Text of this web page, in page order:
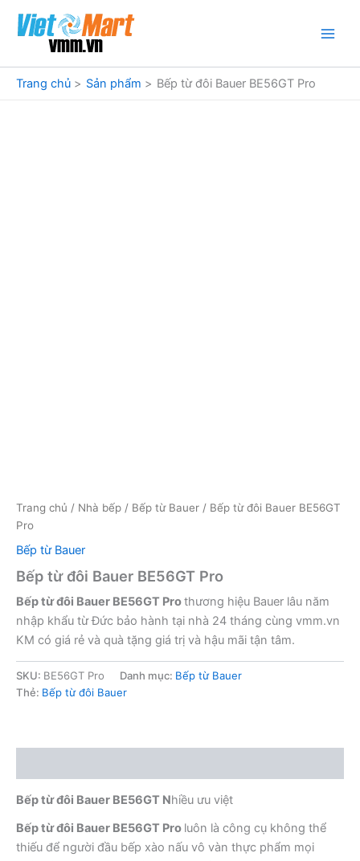
dung
Trang chủ
Sản phẩm Bếp từ đôi Bauer BE56GT Pro
Trang chủ / Nhà bếp / Bếp từ Bauer / Bếp từ đôi Bauer BE56GT
Pro
Bếp từ Bauer
Bếp từ đôi Bauer BE56GT Pro
Bếp từ đôi Bauer BE56GT Prothương hiệu Bauer lâu năm
nhập khẩu từ Đức bảo hành tại nhà 24 tháng cùng vmm.vn
KM có giá rẻ và quà tặng giá trị và hậu mãi tận tâm.
SKU: BE56GT Pro Danh mục: Bếp từ Bauer
Thẻ: Bếp từ đôi Bauer
Bếp từ đôi Bauer BE56GT Nhiều ưu việt
Bếp từ đôi Bauer BE56GT Pro luôn là công cụ không thể
thiếu để người đầu bếp xào nấu vô vàn thực phẩm mọi